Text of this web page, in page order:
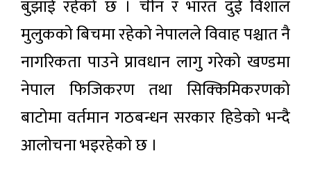
बुझाई रहेको छ । चीन र भारत दुई विशाल
मुलुकको बिचमा रहेको नेपालले विवाह पश्चात नै
नागरिकता पाउने प्रावधान लागु गरेको खण्डमा
नेपाल फिजिकरण तथा सिक्किमिकरणको
बाटोमा वर्तमान गठबन्धन सरकार हिडेको भन्दै
आलोचना भइरहेको छ ।